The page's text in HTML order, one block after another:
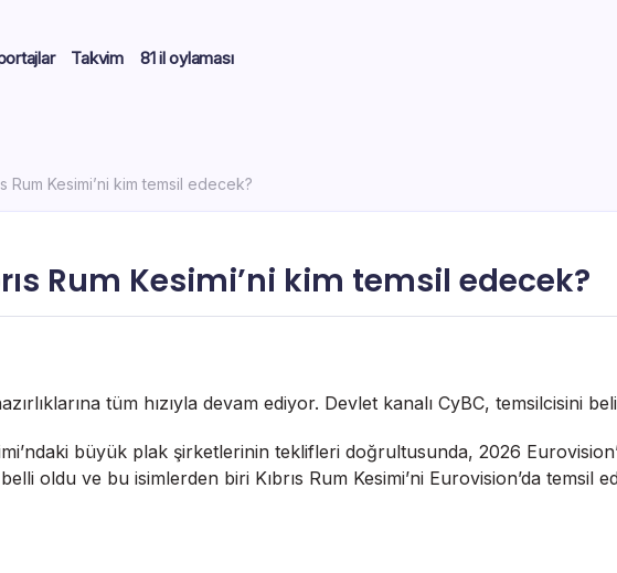
Takvim 81 il oylaması
Rum Kesimi’ni kim temsil edecek?
Rum Kesimi’ni kim temsil edecek?
tüm hızıyla devam ediyor. Devlet kanalı CyBC, temsilcisini
büyük plak şirketlerinin teklifleri doğrultusunda, 2026
oldu ve bu isimlerden biri Kıbrıs Rum Kesimi’ni Eurovision’da temsil